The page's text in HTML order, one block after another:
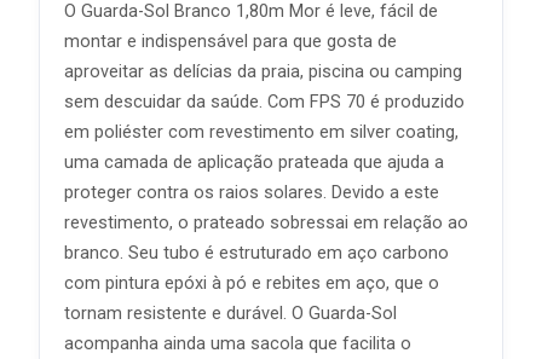
O Guarda-Sol Branco 1,80m Mor é leve, fácil de
montar e indispensável para que gosta de
aproveitar as delícias da praia, piscina ou camping
sem descuidar da saúde. Com FPS 70 é produzido
em poliéster com revestimento em silver coating,
uma camada de aplicação prateada que ajuda a
proteger contra os raios solares. Devido a este
revestimento, o prateado sobressai em relação ao
branco. Seu tubo é estruturado em aço carbono
com pintura epóxi à pó e rebites em aço, que o
tornam resistente e durável. O Guarda-Sol
acompanha ainda uma sacola que facilita o